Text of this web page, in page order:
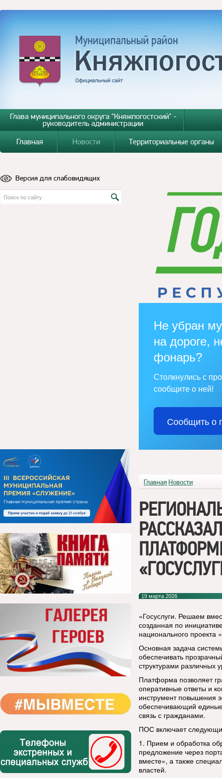
Глава муниципального округа "Княжпогостский" -
руководитель администрации
Главная
Новости Территориальные органы
Версия для слабовидящих
Не убран
на дороге,
фонарь?
Столкнулись с
сообщите о ней!
Сообщить о
Главная Новости
19 марта 2026
«Госуслуги. Решаем
созданная по
национального проекта
Основная задача
обеспечивать
структурами различных
Платформа позволяет
оперативные ответы и
инструмент повышения
обеспечивающий
связь с гражданами.
ПОС включает
1. Прием и обработка
предложение через
вместе», а также
властей.